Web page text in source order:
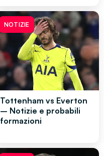
NOTIZIE
Tottenham vs Everton
– Notizie e probabili
formazioni